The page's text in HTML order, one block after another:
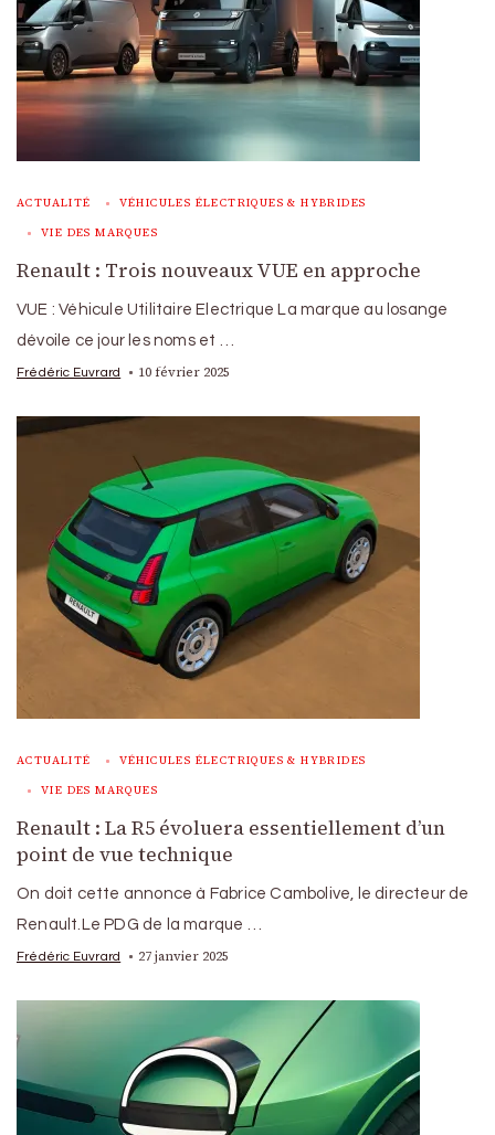
ACTUALITÉ VÉHICULES ÉLECTRIQUES & HYBRIDES
VIE DES MARQUES
Renault : Trois nouveaux VUE en approche
VUE : Véhicule Utilitaire Electrique La marque au losange
dévoile ce jour les noms et …
Frédéric Euvrard 10 février 2025
ACTUALITÉ VÉHICULES ÉLECTRIQUES & HYBRIDES
VIE DES MARQUES
Renault : La R5 évoluera essentiellement d’un
point de vue technique
On doit cette annonce à Fabrice Cambolive, le directeur de
Renault.Le PDG de la marque …
Frédéric Euvrard 27 janvier 2025